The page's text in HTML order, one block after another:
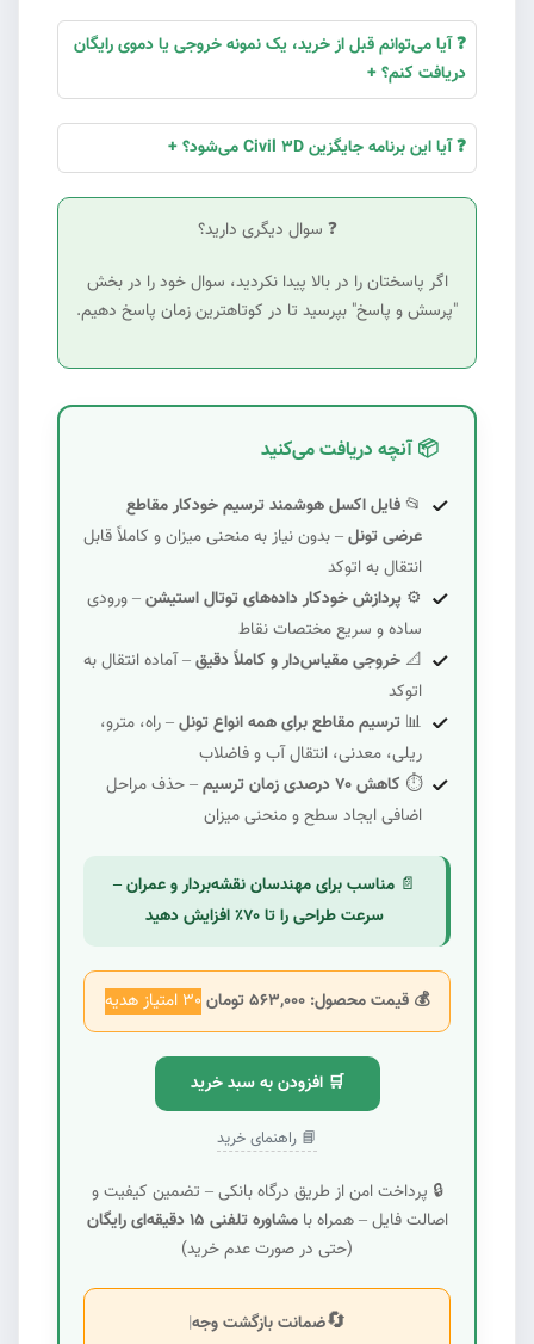
❓ آیا می‌توانم قبل از خرید، یک نمونه خروجی یا دموی رایگان
دریافت کنم؟ +
❓ آیا این برنامه جایگزین Civil 3D می‌شود؟ +
❓ سوال دیگری دارید؟
اگر پاسختان را در بالا پیدا نکردید، سوال خود را در بخش
"پرسش و پاسخ" بپرسید تا در کوتاهترین زمان پاسخ دهیم.
📦آنچه دریافت می‌کنید
📂 فایل اکسل هوشمند ترسیم خودکار مقاطع
عرضی تونل– بدون نیاز به منحنی میزان و کاملاً قابل
انتقال به اتوکد
⚙️ پردازش خودکار داده‌های توتال استیشن– ورودی
ساده و سریع مختصات نقاط
📐 خروجی مقیاس‌دار و کاملاً دقیق– آماده انتقال به
اتوکد
📊 ترسیم مقاطع برای همه انواع تونل– راه، مترو،
ریلی، معدنی، انتقال آب و فاضلاب
⏱️ کاهش ۷۰ درصدی زمان ترسیم
– حذف مراحل
اضافی ایجاد سطح و منحنی میزان
📄 مناسب برای مهندسان نقشه‌بردار و عمران –
سرعت طراحی را تا ۷۰٪ افزایش دهید
💰 قیمت محصول: ۵۶۳,۰۰۰ تومان 3۰ امتیاز هدیه
🛒 افزودن به سبد خرید
📘 راهنمای خرید
🔒 پرداخت امن از طریق درگاه بانکی – تضمین کیفیت و
اصالت فایل – همراه بامشاوره تلفنی ۱۵ دقیقه‌ای رایگان
(حتی در صورت عدم خرید)
🔄ضمانت بازگشت وجه|